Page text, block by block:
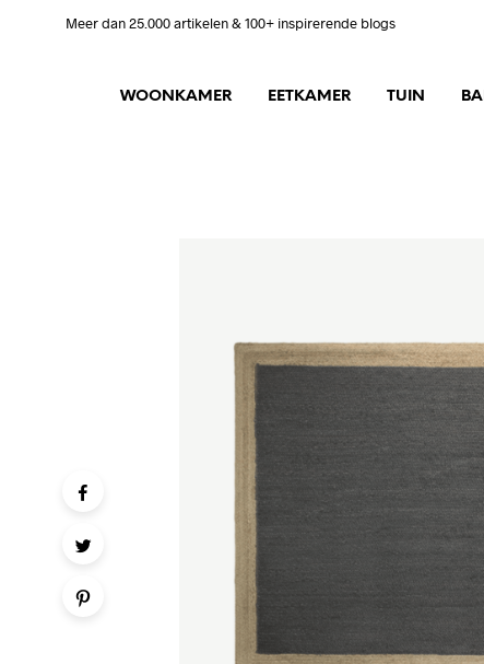
Meer dan 25.000 artikelen & 100+ inspirerende blogs
WOONKAMER EETKAMER TUIN